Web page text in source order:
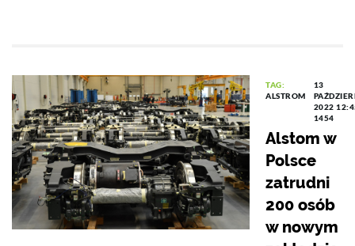
TAG:
ALSTROM
13
2022
1454
Alstom w
Polsce
zatrudni
200 osób
w nowym